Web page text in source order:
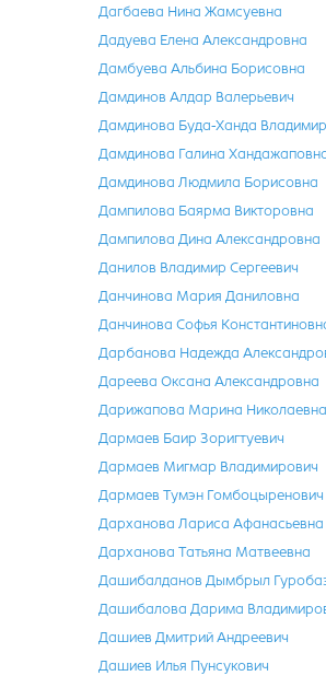
Дагбаева Нина Жамсуевна
Дадуева Елена Александровна
Дамбуева Альбина Борисовна
Дамдинов Алдар Валерьевич
Дамдинова Буда-Ханда
Дамдинова Галина
Дамдинова Людмила Борисовна
Дампилова Баярма Викторовна
Дампилова Дина Александровна
Данилов Владимир Сергеевич
Данчинова Мария Даниловна
Данчинова Софья
Дарбанова Надежда
Дареева Оксана Александровна
Дарижапова Марина Николаевна
Дармаев Баир Зоригтуевич
Дармаев Мигмар Владимирович
Дармаев Тумэн Гомбоцыренович
Дарханова Лариса Афанасьевна
Дарханова Татьяна Матвеевна
Дашибалданов Дымбрыл
Дашибалова Дарима
Дашиев Дмитрий Андреевич
Дашиев Илья Пунсукович